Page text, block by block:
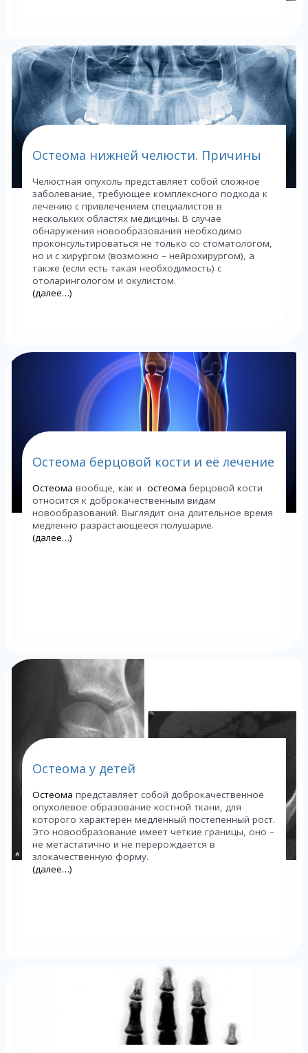
Остеома нижней челюсти. Причины
Челюстная опухоль представляет собой сложное
заболевание, требующее комплексного подхода к
лечению с привлечением специалистов в
нескольких областях медицины. В случае
обнаружения новообразования необходимо
проконсультироваться не только со стоматологом,
но и с хирургом (возможно – нейрохирургом), а
также (если есть такая необходимость) с
отоларингологом и окулистом.
(далее…)
Остеома берцовой кости и её лечение
Остеома вообще, как и остеома берцовой кости
относится к доброкачественным видам
новообразований. Выглядит она длительное время
медленно разрастающееся полушарие.
(далее…)
Остеома у детей
Остеома представляет собой доброкачественное
опухолевое образование костной ткани, для
которого характерен медленный постепенный рост.
Это новообразование имеет четкие границы, оно –
не метастатично и не перерождается в
злокачественную форму.
(далее…)